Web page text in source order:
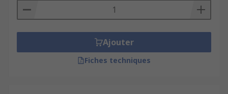
Ajouter
Fiches techniques